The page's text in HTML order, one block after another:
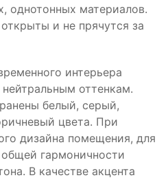
однотонных материалов.
и не прячутся за
интерьера
оттенкам.
белый, серый,
цвета. При
дизайна помещения, для
гармоничности
В качестве акцента